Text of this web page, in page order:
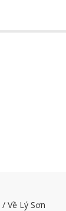
/ Về Lý Sơn